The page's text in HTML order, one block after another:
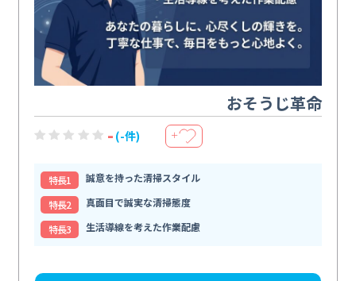
おそうじ革命
- (-件) ＋
特⻑1
誠意を持った清掃スタイル
特⻑2
真面目で誠実な清掃態度
特⻑3
生活導線を考えた作業配慮